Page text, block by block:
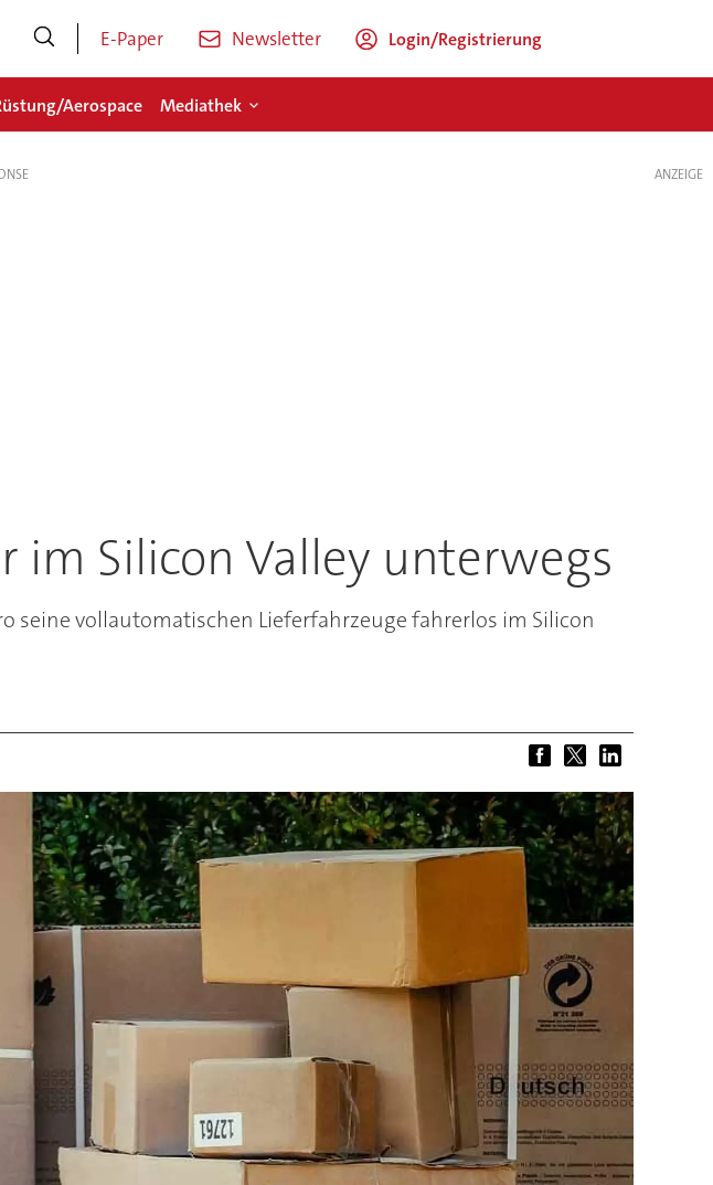
E-Paper Newsletter Login/Registrierung
Aerospace Mediathek
im Silicon Valley unterwegs
seine vollautomatischen Lieferfahrzeuge fahrerlos im Silicon
ANZEIGE